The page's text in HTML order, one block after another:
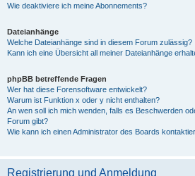
Wie deaktiviere ich meine Abonnements?
Dateianhänge
Welche Dateianhänge sind in diesem Forum zulässig?
Kann ich eine Übersicht all meiner Dateianhänge
phpBB betreffende Fragen
Wer hat diese Forensoftware entwickelt?
Warum ist Funktion x oder y nicht enthalten?
An wen soll ich mich wenden, falls es Beschwerden
Forum gibt?
Wie kann ich einen Administrator des Boards
Registrierung und Anmeldung